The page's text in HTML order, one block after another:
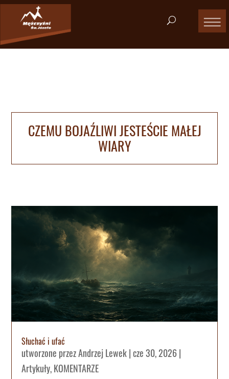
CZEMU BOJAŹLIWI JESTEŚCIE MAŁEJ
WIARY
Słuchać i ufać
utworzone przezAndrzej Lewek|cze 30, 2026|
Artykuły,KOMENTARZE